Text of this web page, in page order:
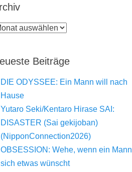
Beiträge
DIE ODYSSEE: Ein Mann will nach
Hause
Yutaro Seki/Kentaro Hirase SAI:
DISASTER (Sai gekijoban)
(NipponConnection2026)
OBSESSION: Wehe, wenn ein Mann
sich etwas wünscht